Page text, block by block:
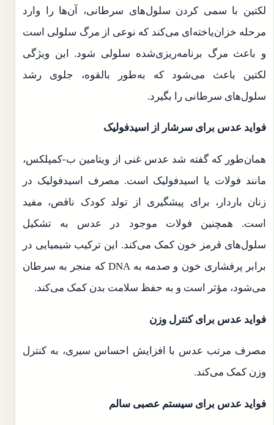
لکتین با سمی کردن سلول‌های سرطانی، آن‌ها را وارد
مرحله خزان‌یاخته‌ای می‌کند که نوعی از مرگ سلولی است
و باعث مرگ برنامه‌ریزی‌شده سلولی شود. این ویژگی
لکتین باعث می‌شود که به‌طور بالقوه، جلوی رشد
سلول‌های سرطانی را بگیرد.
فواید عدس برای سرشار از اسیدفولیک
همان‌طور که گفته شد عدس غنی از ویتامین ب-کمپلکس،
مانند فولات یا اسیدفولیک است. مصرف اسیدفولیک در
زنان باردار، برای پیشگیری از تولد کودک ناقص، مفید
است. همچنین فولات موجود در عدس به تشکیل
سلول‌های قرمز خون کمک می‌کند. این ترکیب شیمیایی در
برابر پرفشاری خون و صدمه به DNA که منجر به سرطان
می‌شود، مؤثر است و به حفظ سلامت بدن کمک می‌کند.
فواید عدس برای کنترل وزن
مصرف مرتب عدس با افزایش احساس سیری، به کنترل
وزن کمک می‌کند.
فواید عدس برای سیستم عصبی سالم